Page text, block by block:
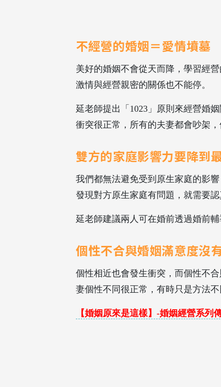
不經營的婚姻＝愛情墳墓
美好的婚姻不會從天而降，學習經
激情與經營親密的關係也不能停。
延老師提出「1023」原則來經營婚
衝突很正常，所有的夫妻都會吵架，
雙方的家庭影響力要降到
我們都無法避免受到原生家庭的影
發現對方原生家庭有問題，就需要
延老師建議兩人可在婚前透過婚前
個性不合與婚姻滿意度沒
個性相近也會發生衝突，而個性不
妻個性不同很正常，有時只是方法
【婚姻原來是這樣】-婚姻經營系列